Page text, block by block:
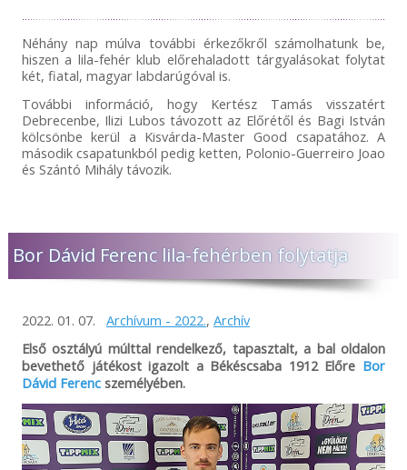
Néhány nap múlva további érkezőkről számolhatunk be,
hiszen a lila-fehér klub előrehaladott tárgyalásokat folytat
két, fiatal, magyar labdarúgóval is.
További információ, hogy Kertész Tamás visszatért
Debrecenbe, Ilizi Lubos távozott az Előrétől és Bagi István
kölcsönbe kerül a Kisvárda-Master Good csapatához. A
második csapatunkból pedig ketten, Polonio-Guerreiro Joao
és Szántó Mihály távozik.
Bor Dávid Ferenc lila-fehérben folytatja
2022. 01. 07. Archívum - 2022., Archív
Első osztályú múlttal rendelkező, tapasztalt, a bal oldalon
bevethető játékost igazolt a Békéscsaba 1912 Előre Bor
Dávid Ferencszemélyében.